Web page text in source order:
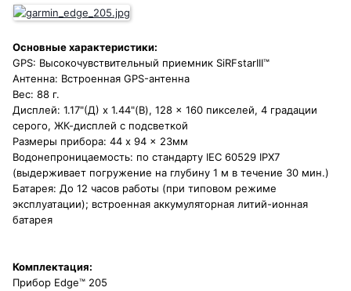
Основные характеристики:
GPS: Высокочувствительный приемник SiRFstarIII™
Антенна: Встроенная GPS-антенна
Вес: 88 г.
Дисплей: 1.17"(Д) x 1.44"(В), 128 x 160 пикселей, 4 градации
серого, ЖК-дисплей с подсветкой
Размеры прибора: 44 x 94 x 23мм
Водонепроницаемость: по стандарту IEC 60529 IPX7
(выдерживает погружение на глубину 1 м в течение 30 мин.)
Батарея: До 12 часов работы (при типовом режиме
эксплуатации); встроенная аккумуляторная литий-ионная
батарея
Комплектация:
Прибор Edge™ 205